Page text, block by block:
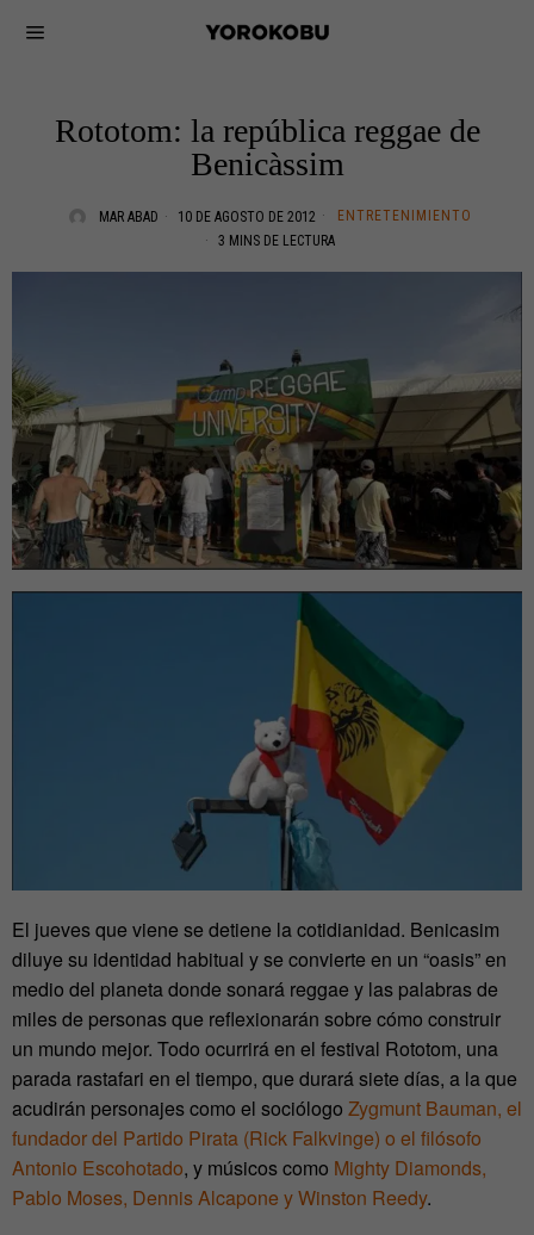
Rototom: la república reggae de
Benicàssim
MAR ABAD 10 DE AGOSTO DE 2012
ENTRETENIMIENTO
3 MINS DE LECTURA
El jueves que viene se detiene la cotidianidad. Benicasim
diluye su identidad habitual y se convierte en un “oasis” en
medio del planeta donde sonará reggae y las palabras de
miles de personas que reflexionarán sobre cómo construir
un mundo mejor. Todo ocurrirá en el festival Rototom, una
parada rastafari en el tiempo, que durará siete días, a la que
acudirán personajes como el sociólogo Zygmunt Bauman, el
fundador del Partido Pirata (Rick Falkvinge) o el filósofo
Antonio Escohotado, y músicos como Mighty Diamonds,
Pablo Moses, Dennis Alcapone y Winston Reedy.